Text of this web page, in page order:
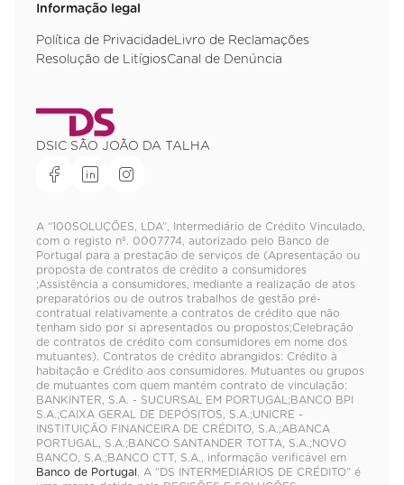
Informação legal
Política de Privacidade Livro de Reclamações
Resolução de LitígiosCanal de Denúncia
DSIC SÃO JOÃO DA TALHA
A “100SOLUÇÕES, LDA”, Intermediário de Crédito Vinculado,
com o registo nº. 0007774, autorizado pelo Banco de
Portugal para a prestação de serviços de (Apresentação ou
proposta de contratos de crédito a consumidores
;Assistência a consumidores, mediante a realização de atos
preparatórios ou de outros trabalhos de gestão pré-
contratual relativamente a contratos de crédito que não
tenham sido por si apresentados ou propostos;Celebração
de contratos de crédito com consumidores em nome dos
mutuantes). Contratos de crédito abrangidos: Crédito à
habitação e Crédito aos consumidores. Mutuantes ou grupos
de mutuantes com quem mantém contrato de vinculação:
BANKINTER, S.A. - SUCURSAL EM PORTUGAL;BANCO BPI
S.A.;CAIXA GERAL DE DEPÓSITOS, S.A.;UNICRE -
INSTITUIÇÃO FINANCEIRA DE CRÉDITO, S.A.;ABANCA
PORTUGAL, S.A.;BANCO SANTANDER TOTTA, S.A.;NOVO
BANCO, S.A.;BANCO CTT, S.A., informação verificável em
Banco de Portugal. A “DS INTERMEDIÁRIOS DE CRÉDITO” é